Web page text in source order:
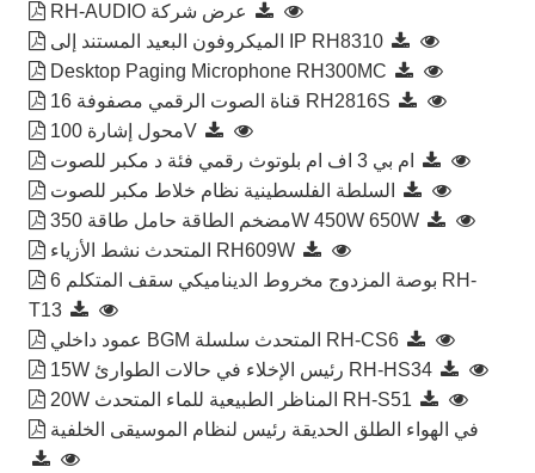
RH-AUDIO عرض شركة
الميكروفون البعيد المستند إلى IP RH8310
Desktop Paging Microphone RH300MC
16 قناة الصوت الرقمي مصفوفة RH2816S
محول إشارة 100V
ام بي 3 اف ام بلوتوث رقمي فئة د مكبر للصوت
السلطة الفلسطينية نظام خلاط مكبر للصوت
مضخم الطاقة حامل طاقة 350W 450W 650W
المتحدث نشط الأزياء RH609W
6 بوصة المزدوج مخروط الديناميكي سقف المتكلم RH-
T13
عمود داخلي BGM المتحدث سلسلة RH-CS6
15W رئيس الإخلاء في حالات الطوارئ RH-HS34
20W المناظر الطبيعية للماء المتحدث RH-S51
في الهواء الطلق الحديقة رئيس لنظام الموسيقى الخلفية